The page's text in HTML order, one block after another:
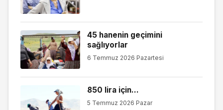
45 hanenin geçimini
sağlıyorlar
6 Temmuz 2026 Pazartesi
850 lira için…
5 Temmuz 2026 Pazar